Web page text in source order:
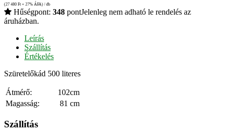
(27 480 Ft + 27% ÁFA) / db
Hűségpont: 348 pontJelenleg nem adható le rendelés az
áruházban.
Leírás
Szállítás
Értékelés
Szüretelőkád 500 literes
Átmérő:
102cm
Magasság:
81 cm
Szállítás